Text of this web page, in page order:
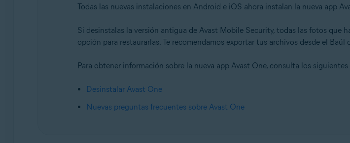
Todas las nuevas instalaciones en Android e iOS ahora instalan la nueva app
Si desinstalas la versión antigua de Avast Mobile Security, todas las fotos que
opción para restaurarlas. Te recomendamos exportar tus archivos desde el
Para obtener información sobre la nueva app Avast One, consulta los
Desinstalar Avast One
Nuevas preguntas frecuentes sobre Avast One